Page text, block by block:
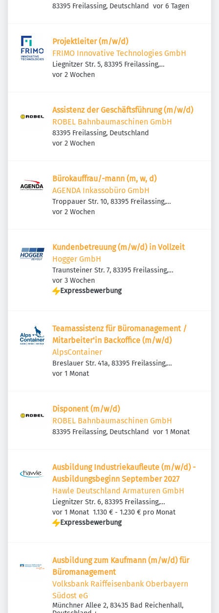
83395 Freilassing, Deutschland Veröffentlicht
vor 6 Tagen
Projektleiter (m/w/d)
FRIMO Innovative Technologies GmbH
Liegnitzer Str. 5, 83395 Freilassing,
Deutschland
Veröffentlicht
vor 2 Wochen
Assistenz der Geschäftsführung (m/w/d)
ROBEL Bahnbaumaschinen GmbH
83395 Freilassing, Deutschland
Veröffentlicht
vor 2 Wochen
Bürokauffrau/-mann (m, w, d)
AGENDA Inkassobüro GmbH
Troppauer Str. 10, 83395 Freilassing,
Deutschland
Veröffentlicht
vor 2 Wochen
Kundenbetreuung (m/w/d) in Vollzeit
Hogger GmbH
Traunsteiner Str. 7, 83395 Freilassing,
Deutschland
Veröffentlicht
vor 3 Wochen
Expressbewerbung
Teamassistenz für Büromanagement /
Mitarbeiter'in Backoffice (m/w/d)
AlpsContainer
Breslauer Str. 41a, 83395 Freilassing,
Deutschland
Veröffentlicht
vor 1 Monat
Disponent (m/w/d)
ROBEL Bahnbaumaschinen GmbH
83395 Freilassing, Deutschland Veröffentlicht
vor 1 Monat
Ausbildung Industriekaufleute (m/w/d) -
Ausbildungsbeginn September 2027
Hawle Deutschland Armaturen GmbH
Liegnitzer Str. 6, 83395 Freilassing,
Deutschland
Veröffentlicht:
vor 1 Monat 1.130 € - 1.230 € pro Monat
Expressbewerbung
Ausbildung zum Kaufmann (m/w/d) für
Büromanagement
Volksbank Raiffeisenbank Oberbayern
Südost eG
Münchner Allee 2, 83435 Bad Reichenhall,